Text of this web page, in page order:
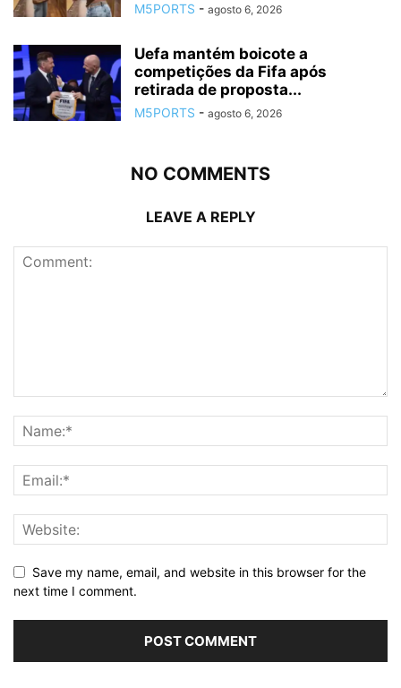
M5PORTS - agosto 6, 2026
Uefa mantém boicote a
competições da Fifa após
retirada de proposta...
M5PORTS - agosto 6, 2026
NO COMMENTS
LEAVE A REPLY
Save my name, email, and website in this browser for the
next time I comment.